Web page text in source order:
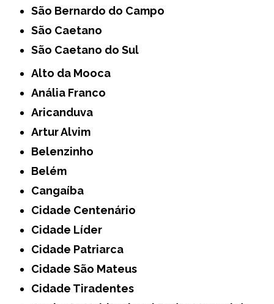
São Bernardo do Campo
São Caetano
São Caetano do Sul
Alto da Mooca
Anália Franco
Aricanduva
Artur Alvim
Belenzinho
Belém
Cangaíba
Cidade Centenário
Cidade Líder
Cidade Patriarca
Cidade São Mateus
Cidade Tiradentes